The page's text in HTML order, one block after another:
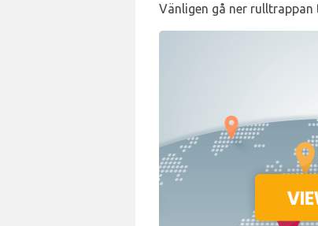
Vänligen gå ner rulltrappan